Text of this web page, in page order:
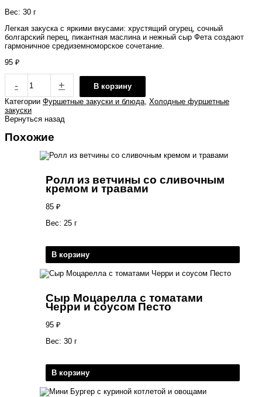
Вес: 30 г
Легкая закуска с яркими вкусами: хрустящий огурец, сочный
болгарский перец, пикантная маслина и нежный сыр Фета создают
гармоничное средиземноморское сочетание.
95 ₽
- +
В корзину
Категории Фуршетные закуски и блюда, Холодные фуршетные
закуски
Вернуться назад
Похожие
Ролл из ветчины со сливочным
кремом и травами
85 ₽
Вес: 25 г
В корзину
Сыр Моцарелла с томатами
Черри и соусом Песто
95 ₽
Вес: 30 г
В корзину